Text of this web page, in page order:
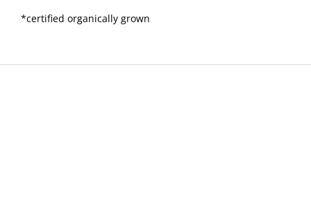
*certified organically grown
Z